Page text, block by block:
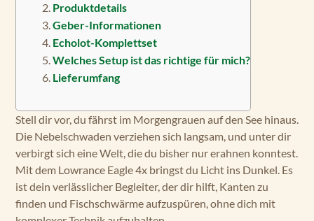
Produktdetails
Geber-Informationen
Echolot-Komplettset
Welches Setup ist das richtige für mich?
Lieferumfang
Stell dir vor, du fährst im Morgengrauen auf den See hinaus.
Die Nebelschwaden verziehen sich langsam, und unter dir
verbirgt sich eine Welt, die du bisher nur erahnen konntest.
Mit dem Lowrance Eagle 4x bringst du Licht ins Dunkel. Es
ist dein verlässlicher Begleiter, der dir hilft, Kanten zu
finden und Fischschwärme aufzuspüren, ohne dich mit